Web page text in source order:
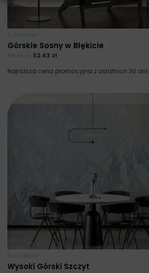
Fototapety
Górskie Sosny w Błękicie
52.43 zł
Najniższa cena promocyjna z ostatnich 30 dni:
Fototapety
Wysoki Górski Szczyt